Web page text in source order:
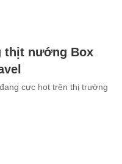
thịt nướng Box
cực hot trên thị trường